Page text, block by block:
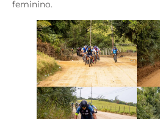
feminino.